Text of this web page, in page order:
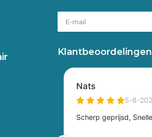
Klantbeoordelingen